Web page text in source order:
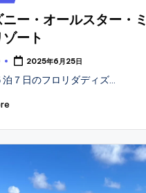
ニー・オールスター・
ート
2025年6月25日
泊７日のフロリダディズ…